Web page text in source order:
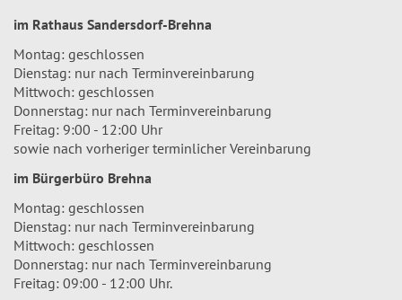
im Rathaus Sandersdorf-Brehna
Montag: geschlossen
Dienstag: nur nach Terminvereinbarung
Mittwoch: geschlossen
Donnerstag: nur nach Terminvereinbarung
Freitag: 9:00 - 12:00 Uhr
sowie nach vorheriger terminlicher Vereinbarung
im Bürgerbüro Brehna
Montag: geschlossen
Dienstag: nur nach Terminvereinbarung
Mittwoch: geschlossen
Donnerstag: nur nach Terminvereinbarung
Freitag: 09:00 - 12:00 Uhr.